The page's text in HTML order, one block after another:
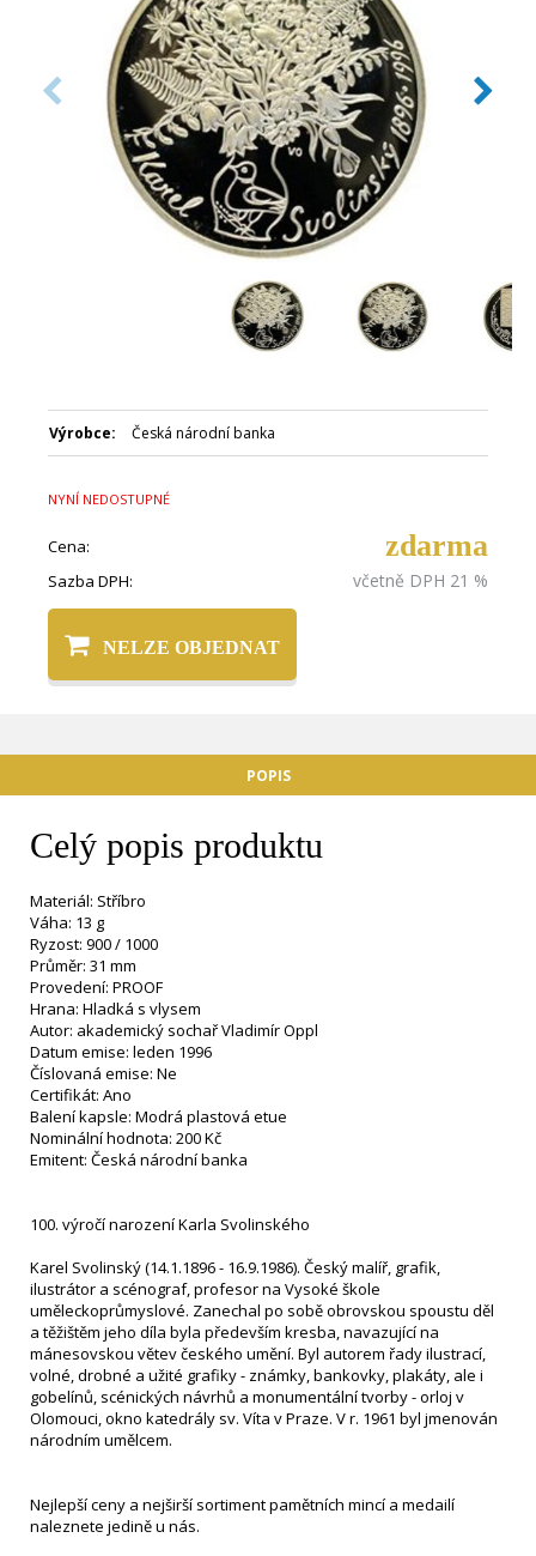
Balení kapsle: Modrá plastová etue
Nominální hodnota: 200 Kč
Emitent: Česká národní banka
Výrobce: Česká národní banka
NYNÍ NEDOSTUPNÉ
Cena: zdarma
Sazba DPH: včetně DPH 21 %
NELZE OBJEDNAT
POPIS
Celý popis produktu
Materiál: Stříbro
Váha: 13 g
Ryzost: 900 / 1000
Průměr: 31 mm
Provedení: PROOF
Hrana: Hladká s vlysem
Autor: akademický sochař Vladimír Oppl
Datum emise: leden 1996
Číslovaná emise: Ne
Certifikát: Ano
Balení kapsle: Modrá plastová etue
Nominální hodnota: 200 Kč
Emitent: Česká národní banka
100. výročí narození Karla Svolinského
Karel Svolinský (14.1.1896 - 16.9.1986). Český malíř, grafik,
ilustrátor a scénograf, profesor na Vysoké škole
uměleckoprůmyslové. Zanechal po sobě obrovskou spoustu děl
a těžištěm jeho díla byla především kresba, navazující na
mánesovskou větev českého umění. Byl autorem řady ilustrací,
volné, drobné a užité grafiky - známky, bankovky, plakáty, ale i
gobelínů, scénických návrhů a monumentální tvorby - orloj v
Olomouci, okno katedrály sv. Víta v Praze. V r. 1961 byl jmenován
národním umělcem.
Nejlepší ceny a nejširší sortiment pamětních mincí a medailí
naleznete jedině u nás.